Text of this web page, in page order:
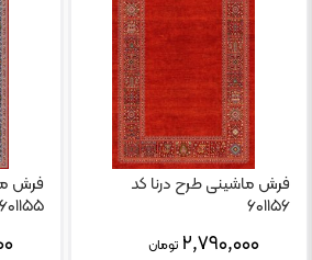
فرش ماشینی طرح درنا کد
۶۰۱۱۵۶
۲,۷۹۰,۰۰۰ تومان
فرش
۶۰۱۱۵۵